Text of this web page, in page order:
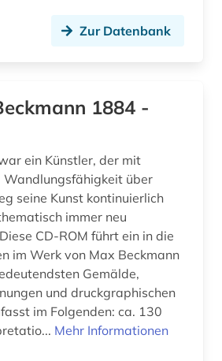
Zur Datenbank
1884 -
ein Künstler, der mit
über
seine Kunst kontinuierlich
immer neu
CD-ROM führt ein in die
im Werk von Max Beckmann
Gemälde,
und druckgraphischen
im Folgenden: ca. 130
Mehr Informationen